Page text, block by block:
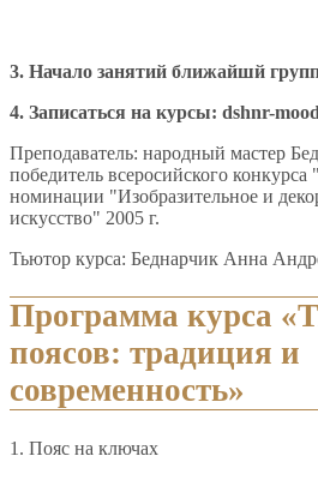
3. Начало занятий ближайшй
4. Записаться на курсы: dshnr-
Преподаватель: народный мастер
победитель всеросийского
номинации "Изобразительное и
искусство" 2005 г.
Тьютор курса: Беднарчик Анна
Программа курса
поясов: традиция и
современность»
1. Пояс на ключах